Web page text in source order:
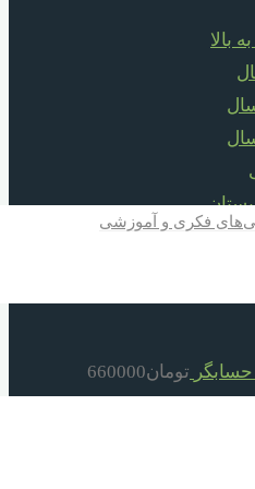
فکری و آموزشی
مدارس مساجد مهدها ارگانها
تومان660000